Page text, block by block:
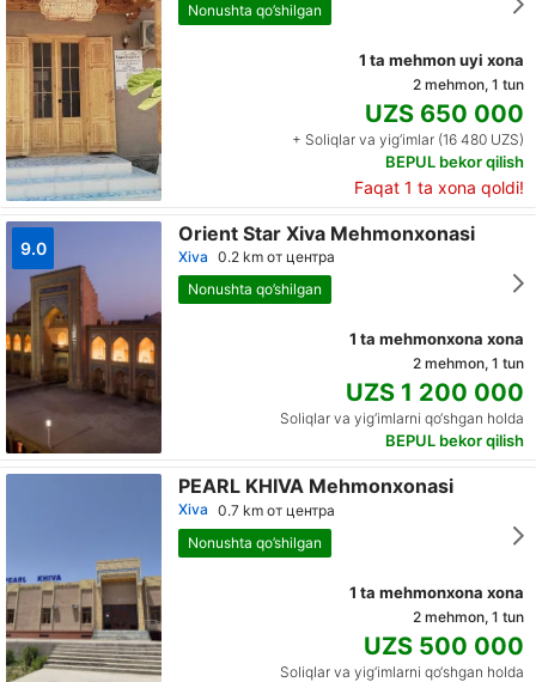
Nonushta qo’shilgan
1 ta mehmon uyi xona
2 mehmon, 1 tun
UZS 650 000
+ Soliqlar va yig‘imlar (16 480 UZS)
BEPUL bekor qilish
Faqat 1 ta xona qoldi!
9.0
Orient Star Xiva Mehmonxonasi
Хiva 0.2 km от центра
Nonushta qo’shilgan
1 ta mehmonxona xona
2 mehmon, 1 tun
UZS 1 200 000
Soliqlar va yig‘imlarni qo‘shgan holda
BEPUL bekor qilish
PEARL KHIVA Mehmonxonasi
Хiva 0.7 km от центра
Nonushta qo’shilgan
1 ta mehmonxona xona
2 mehmon, 1 tun
UZS 500 000
Soliqlar va yig‘imlarni qo‘shgan holda